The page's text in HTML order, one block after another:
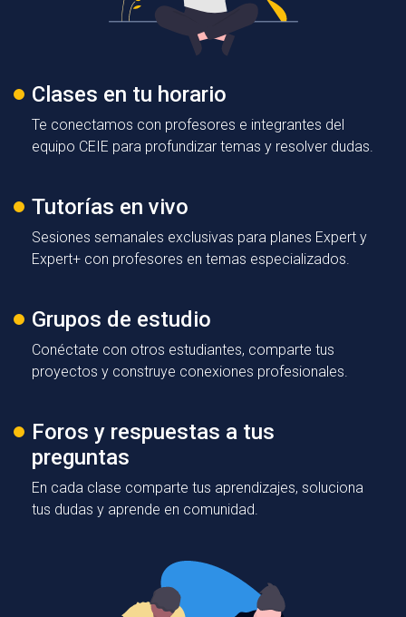
Clases en tu horario
Te conectamos con profesores e integrantes del
equipo CEIE para profundizar temas y resolver dudas.
Tutorías en vivo
Sesiones semanales exclusivas para planes Expert y
Expert+ con profesores en temas especializados.
Grupos de estudio
Conéctate con otros estudiantes, comparte tus
proyectos y construye conexiones profesionales.
Foros y respuestas a tus
preguntas
En cada clase comparte tus aprendizajes, soluciona
tus dudas y aprende en comunidad.